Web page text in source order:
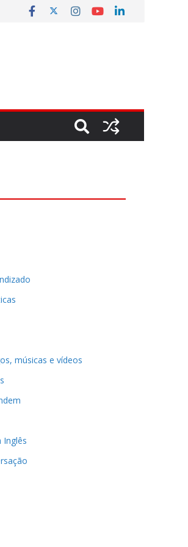
músicas e vídeos
Inglês